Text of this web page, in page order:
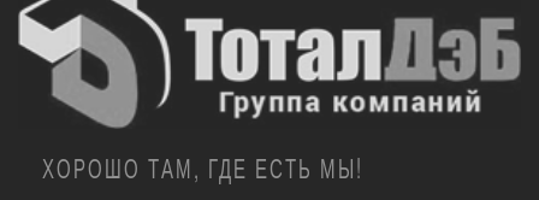
ХОРОШО ТАМ, ГДЕ ЕСТЬ МЫ!